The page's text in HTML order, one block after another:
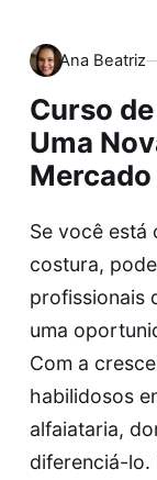
Ana Beatriz
Curso
Uma
Mercado
Se você está
costura,
profissionais
uma
Com a
habilidosos
alfaiataria,
diferenciá-lo.